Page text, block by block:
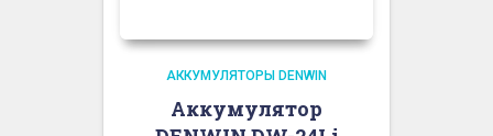
АККУМУЛЯТОРЫ DENWIN
Аккумулятор